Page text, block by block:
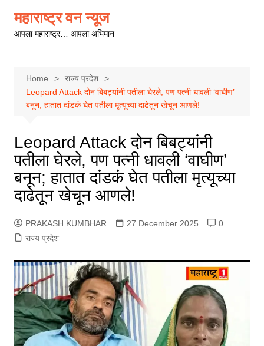
content
महाराष्ट्र वन न्यूज
आपला महाराष्ट्र… आपला अभिमान
Home
राज्य प्रदेश
Leopard Attack दोन बिबट्यांनी पतीला घेरले, पण पत्नी धावली ‘वाघीण’
बनून; हातात दांडकं घेत पतीला मृत्यूच्या दाढेतून खेचून आणले!
Leopard Attack दोन बिबट्यांनी
पतीला घेरले, पण पत्नी धावली ‘वाघीण’
बनून; हातात दांडकं घेत पतीला मृत्यूच्या
दाढेतून खेचून आणले!
PRAKASH KUMBHAR 27 December 2025
0
राज्य प्रदेश